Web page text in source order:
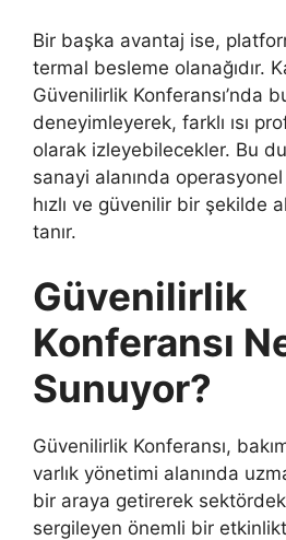
Bir başka avantaj ise,
termal besleme olanağıdır.
Güvenilirlik Konferansı’nda
deneyimleyerek, farklı ısı
olarak izleyebilecekler. Bu
sanayi alanında
hızlı ve güvenilir bir şekilde
tanır.
Güvenilirlik
Konferansı
Sunuyor?
Güvenilirlik Konferansı,
varlık yönetimi alanında
bir araya getirerek
sergileyen önemli bir